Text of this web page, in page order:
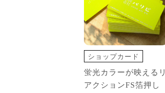
ショップカード
名刺・カード
蛍光カラー
蛍光カラーが映えるリ
アクションFS箔押し